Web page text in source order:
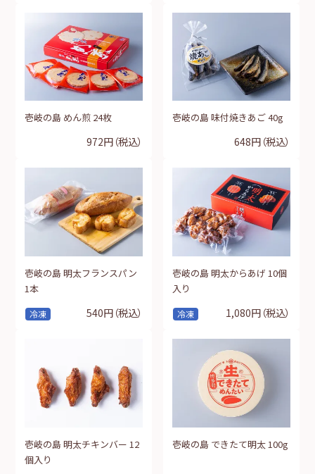
壱岐の島 めん煎 24枚
972円（税込）
壱岐の島 味付焼きあご 40g
648円（税込）
冷凍
壱岐の島 明太フランスパン
1本
540円（税込） 冷凍
壱岐の島 明太からあげ 10個
入り
1,080円（税込）
壱岐の島 明太チキンバー 12
個入り
壱岐の島 できたて明太 100g